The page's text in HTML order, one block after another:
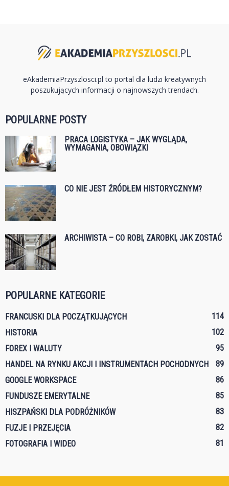
eAkademiaPrzyszlosci.pl to portal dla ludzi kreatywnych
poszukujących informacji o najnowszych trendach.
POPULARNE POSTY
PRACA LOGISTYKA – JAK WYGLĄDA,
WYMAGANIA, OBOWIĄZKI
CO NIE JEST ŹRÓDŁEM HISTORYCZNYM?
ARCHIWISTA – CO ROBI, ZAROBKI, JAK ZOSTAĆ
POPULARNE KATEGORIE
FRANCUSKI DLA POCZĄTKUJĄCYCH
114
HISTORIA
102
FOREX I WALUTY
95
HANDEL NA RYNKU AKCJI I INSTRUMENTACH POCHODNYCH
89
GOOGLE WORKSPACE
86
FUNDUSZE EMERYTALNE
85
HISZPAŃSKI DLA PODRÓŻNIKÓW
83
FUZJE I PRZEJĘCIA
82
FOTOGRAFIA I WIDEO
81